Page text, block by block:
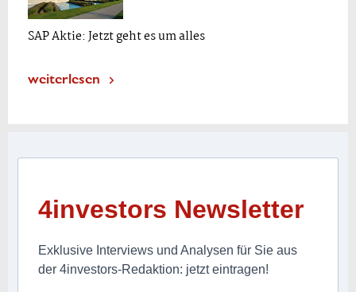
SAP Aktie: Jetzt geht es um alles
weiterlesen
4investors Newsletter
Exklusive Interviews und Analysen für Sie aus
der 4investors-Redaktion: jetzt eintragen!